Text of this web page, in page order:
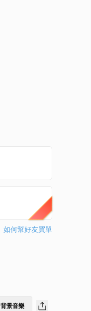
如何幫好友買單
背景音樂